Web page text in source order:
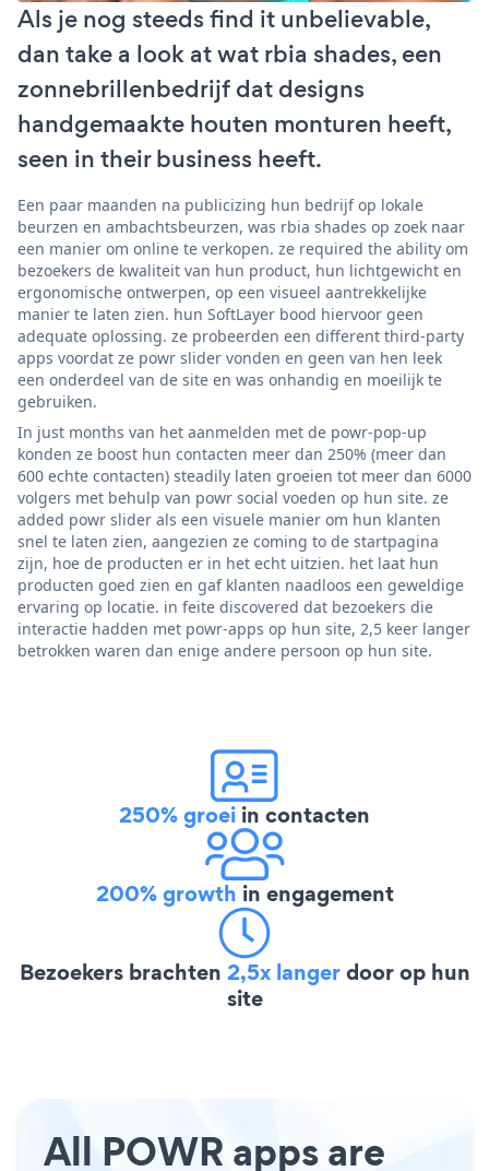
Als je nog steeds find it unbelievable,
dan take a look at wat rbia shades, een
zonnebrillenbedrijf dat designs
handgemaakte houten monturen heeft,
seen in their business heeft.
Een paar maanden na publicizing hun bedrijf op lokale
beurzen en ambachtsbeurzen, was rbia shades op zoek naar
een manier om online te verkopen. ze required the ability om
bezoekers de kwaliteit van hun product, hun lichtgewicht en
ergonomische ontwerpen, op een visueel aantrekkelijke
manier te laten zien. hun SoftLayer bood hiervoor geen
adequate oplossing. ze probeerden een different third-party
apps voordat ze powr slider vonden en geen van hen leek
een onderdeel van de site en was onhandig en moeilijk te
gebruiken.
In just months van het aanmelden met de powr-pop-up
konden ze boost hun contacten meer dan 250% (meer dan
600 echte contacten) steadily laten groeien tot meer dan 6000
volgers met behulp van powr social voeden op hun site. ze
added powr slider als een visuele manier om hun klanten
snel te laten zien, aangezien ze coming to de startpagina
zijn, hoe de producten er in het echt uitzien. het laat hun
producten goed zien en gaf klanten naadloos een geweldige
ervaring op locatie. in feite discovered dat bezoekers die
interactie hadden met powr-apps op hun site, 2,5 keer langer
betrokken waren dan enige andere persoon op hun site.
250% groei in contacten
200% growth in engagement
Bezoekers brachten 2,5x langerdoor op hun
site
All POWR apps are